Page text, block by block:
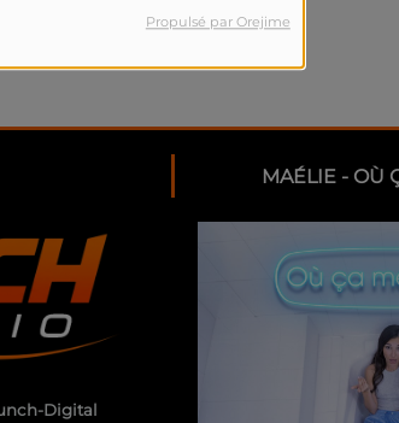
Propulsé par Orejime
Digital
MAÉLIE - OÙ